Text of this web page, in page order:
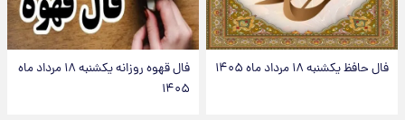
فال حافظ یکشنبه ۱۸ مرداد ماه ۱۴۰۵
فال قهوه روزانه یکشنبه ۱۸ مرداد ماه
۱۴۰۵